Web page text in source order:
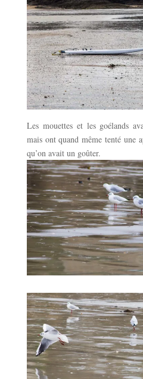
Les mouettes et les goélands
mais ont quand même tenté une
qu’on avait un goûter.